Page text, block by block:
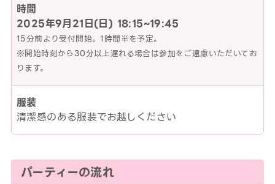
時間
2025年9月21日(日) 18:15~19:45
15分前より受付開始。1時間半を予定。
※開始時刻から30分以上遅れる場合は参加をご遠慮いただいてお
ります。
服装
清潔感のある服装でお越しください
パーティーの流れ